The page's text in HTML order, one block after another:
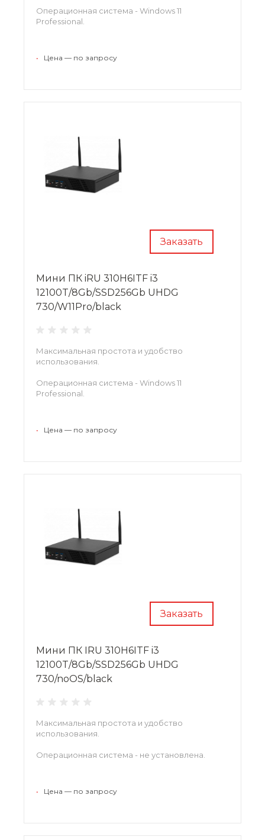
Операционная система - Windows 11
Professional.
• Цена — по запросу
Заказать
Мини ПК iRU 310H6ITF i3
12100T/8Gb/SSD256Gb UHDG
730/W11Pro/black
Максимальная простота и удобство
использования.
Операционная система - Windows 11
Professional.
• Цена — по запросу
Заказать
Мини ПК IRU 310H6ITF i3
12100T/8Gb/SSD256Gb UHDG
730/noOS/black
Максимальная простота и удобство
использования.
Операционная система - не установлена.
• Цена — по запросу